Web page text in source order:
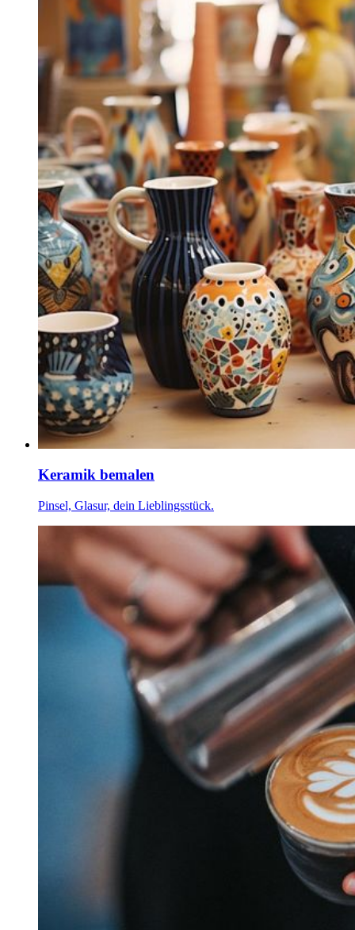
Keramik bemalen
Pinsel, Glasur, dein Lieblingsstück.